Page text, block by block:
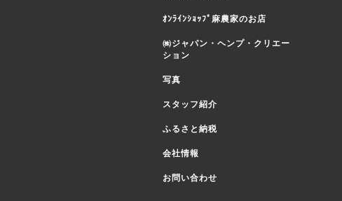
ｵﾝﾗｲﾝｼｮｯﾌﾟ麻農家のお店
㈱ジャパン・ヘンプ・クリエー
ション
写真
スタッフ紹介
ふるさと納税
会社情報
お問い合わせ